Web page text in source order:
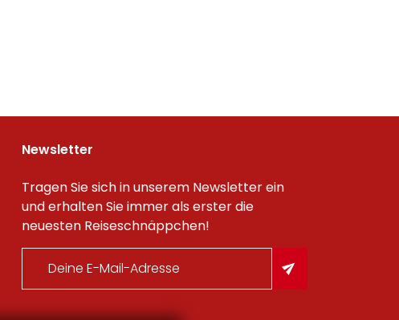
Newsletter
Tragen Sie sich in unserem Newsletter ein
und erhalten Sie immer als erster die
neuesten Reiseschnäppchen!